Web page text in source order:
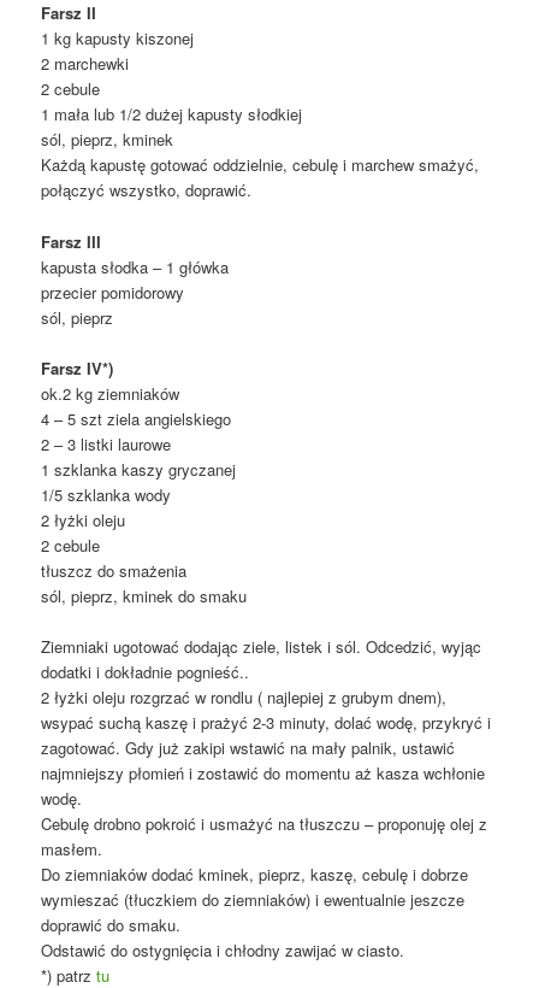
Farsz II
1 kg kapusty kiszonej
2 marchewki
2 cebule
1 mała lub 1/2 dużej kapusty słodkiej
sól, pieprz, kminek
Każdą kapustę gotować oddzielnie, cebulę i marchew smażyć,
połączyć wszystko, doprawić.
Farsz III
kapusta słodka – 1 główka
przecier pomidorowy
sól, pieprz
Farsz IV*)
ok.2 kg ziemniaków
4 – 5 szt ziela angielskiego
2 – 3 listki laurowe
1 szklanka kaszy gryczanej
1/5 szklanka wody
2 łyżki oleju
2 cebule
tłuszcz do smażenia
sól, pieprz, kminek do smaku
Ziemniaki ugotować dodając ziele, listek i sól. Odcedzić, wyjąc
dodatki i dokładnie pognieść..
2 łyżki oleju rozgrzać w rondlu ( najlepiej z grubym dnem),
wsypać suchą kaszę i prażyć 2-3 minuty, dolać wodę, przykryć i
zagotować. Gdy już zakipi wstawić na mały palnik, ustawić
najmniejszy płomień i zostawić do momentu aż kasza wchłonie
wodę.
Cebulę drobno pokroić i usmażyć na tłuszczu – proponuję olej z
masłem.
Do ziemniaków dodać kminek, pieprz, kaszę, cebulę i dobrze
wymieszać (tłuczkiem do ziemniaków) i ewentualnie jeszcze
doprawić do smaku.
Odstawić do ostygnięcia i chłodny zawijać w ciasto.
*) patrz tu